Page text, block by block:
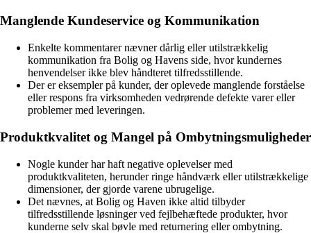
Manglende Kundeservice og Kommunikation
Enkelte kommentarer nævner dårlig eller utilstrækkelig
kommunikation fra Bolig og Havens side, hvor kundernes
henvendelser ikke blev håndteret tilfredsstillende.
Der er eksempler på kunder, der oplevede manglende forståelse
eller respons fra virksomheden vedrørende defekte varer eller
problemer med leveringen.
Produktkvalitet og Mangel på Ombytningsmuligheder
Nogle kunder har haft negative oplevelser med
produktkvaliteten, herunder ringe håndværk eller utilstrækkelige
dimensioner, der gjorde varene ubrugelige.
Det nævnes, at Bolig og Haven ikke altid tilbyder
tilfredsstillende løsninger ved fejlbehæftede produkter, hvor
kunderne selv skal bøvle med returnering eller ombytning.